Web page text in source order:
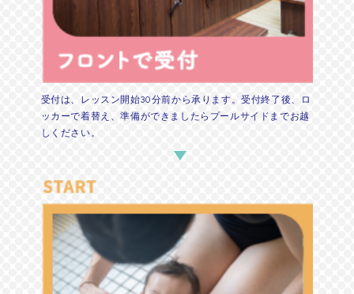
受付は、レッスン開始30分前から承ります。受付終了後、ロ
ッカーで着替え、準備ができましたらプールサイドまでお越
しください。